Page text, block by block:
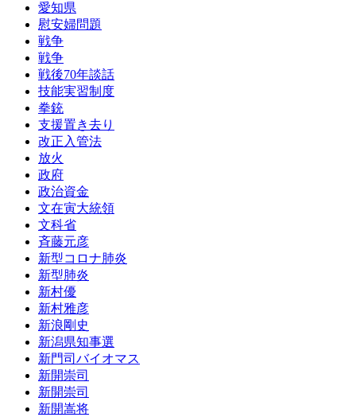
愛知県
慰安婦問題
戦争
戦争
戦後70年談話
技能実習制度
拳銃
支援置き去り
改正入管法
放火
政府
政治資金
文在寅大統領
文科省
斉藤元彦
新型コロナ肺炎
新型肺炎
新村優
新村雅彦
新浪剛史
新潟県知事選
新門司バイオマス
新開崇司
新開崇司
新開嵩将